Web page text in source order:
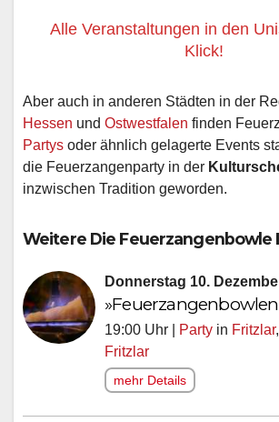
Alle Veranstaltungen in den
Klick!
Aber auch in anderen Städten in der
Hessen und Ostwestfalen finden
Partys oder ähnlich gelagerte Events
die Feuerzangenparty in der
inzwischen Tradition geworden.
Weitere Die Feuerzangenbowle
Donnerstag 10.
19:00 Uhr | Party in Fritzlar,
Fritzlar
mehr Details